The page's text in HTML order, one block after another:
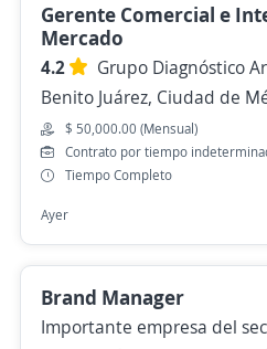
Gerente Comercial e
Mercado
4.2
Grupo Diagnóstico
Benito Juárez, Ciudad de
$ 50,000.00 (Mensual)
Contrato por tiempo
Tiempo Completo
Ayer
Brand Manager
Importante empresa del